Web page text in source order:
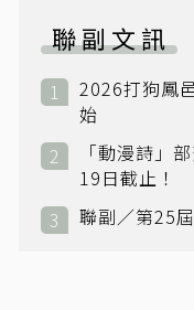
聯副文訊
2026打狗鳳
始
「動漫詩」
19日截止！
聯副／第25